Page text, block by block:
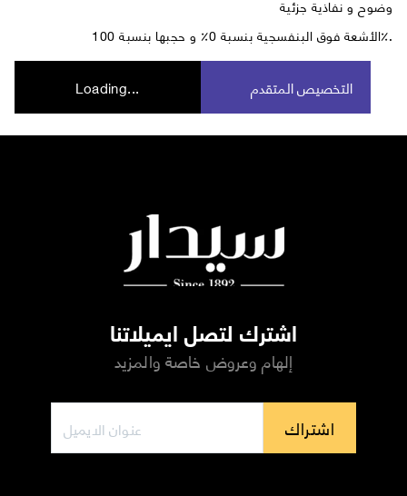
وضوح و نفاذية جزئية
الأشعة فوق البنفسجية بنسبة 0٪ و حجبها بنسبة 100٪.
Loading... التخصيص المتقدم
اشترك لتصل ايميلاتنا
إلهام وعروض خاصة والمزيد
اشتراك